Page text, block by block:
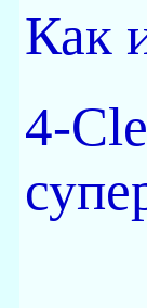
Как
4-